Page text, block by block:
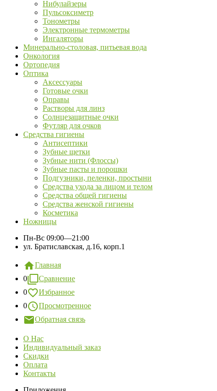
Нибулайзеры
Пульсоксиметр
Тонометры
Электронные термометры
Ингаляторы
Минерально-столовая, питьевая вода
Онкология
Ортопедия
Оптика
Аксессуары
Готовые очки
Оправы
Растворы для линз
Солнцезащитные очки
Футляр для очков
Средства гигиены
Антисептики
Зубные щетки
Зубные нити (Флоссы)
Зубные пасты и порошки
Подгузники, пеленки, простыни
Средства ухода за лицом и телом
Средства общей гигиены
Средства женской гигиены
Косметика
Ножницы
Пн-Вс 09:00—21:00
ул. Братиславская, д.16, корп.1
Главная
0
Сравнение
0
Избранное
0
Просмотренное
Обратная связь
О Нас
Индивидуальный заказ
Скидки
Оплата
Контакты